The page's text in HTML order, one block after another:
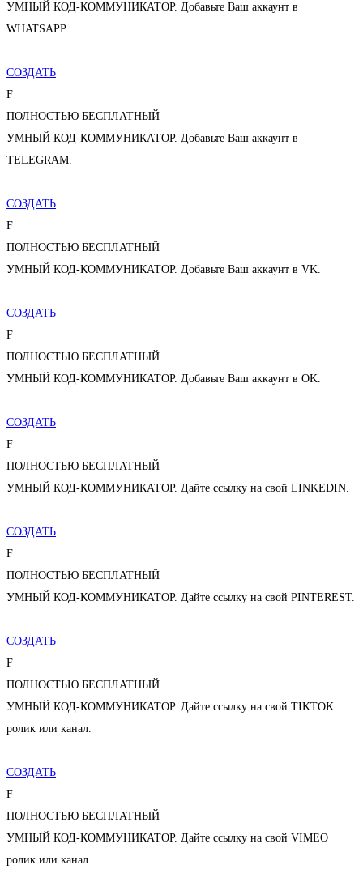
УМНЫЙ КОД-КОММУНИКАТОР. Добавьте Ваш аккаунт в
WHATSAPP.
СОЗДАТЬ
F
ПОЛНОСТЬЮ БЕСПЛАТНЫЙ
УМНЫЙ КОД-КОММУНИКАТОР. Добавьте Ваш аккаунт в
TELEGRAM.
СОЗДАТЬ
F
ПОЛНОСТЬЮ БЕСПЛАТНЫЙ
УМНЫЙ КОД-КОММУНИКАТОР. Добавьте Ваш аккаунт в VK.
СОЗДАТЬ
F
ПОЛНОСТЬЮ БЕСПЛАТНЫЙ
УМНЫЙ КОД-КОММУНИКАТОР. Добавьте Ваш аккаунт в OK.
СОЗДАТЬ
F
ПОЛНОСТЬЮ БЕСПЛАТНЫЙ
УМНЫЙ КОД-КОММУНИКАТОР. Дайте ссылку на свой LINKEDIN.
СОЗДАТЬ
F
ПОЛНОСТЬЮ БЕСПЛАТНЫЙ
УМНЫЙ КОД-КОММУНИКАТОР. Дайте ссылку на свой PINTEREST.
СОЗДАТЬ
F
ПОЛНОСТЬЮ БЕСПЛАТНЫЙ
УМНЫЙ КОД-КОММУНИКАТОР. Дайте ссылку на свой TIKTOK
ролик или канал.
СОЗДАТЬ
F
ПОЛНОСТЬЮ БЕСПЛАТНЫЙ
УМНЫЙ КОД-КОММУНИКАТОР. Дайте ссылку на свой VIMEO
ролик или канал.